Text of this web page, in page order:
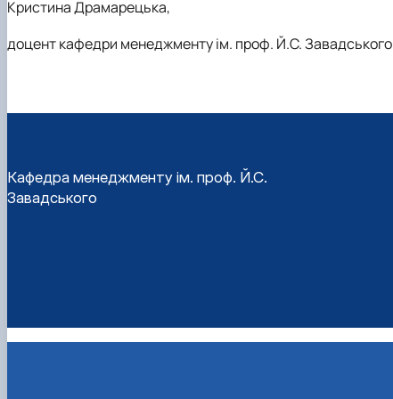
Кристина Драмарецька,
доцент кафедри менеджменту ім. проф. Й.С. Завадського
Кафедра менеджменту ім. проф. Й.С.
Завадського